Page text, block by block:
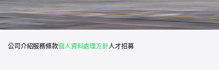
公司介紹服務條款個人資料處理方針人才招募